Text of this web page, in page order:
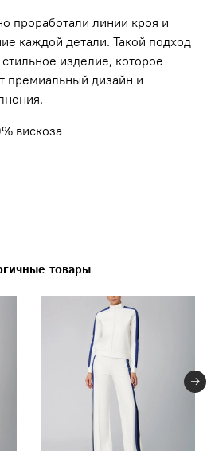
проработали линии кроя и
каждой детали. Такой подход
изделие, которое
премиальный дизайн и
вискоза
товары